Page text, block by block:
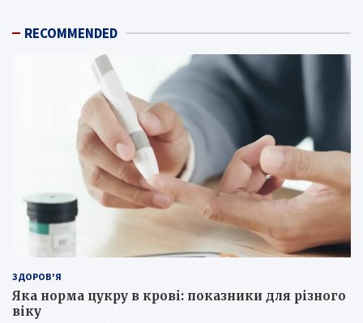
RECOMMENDED
ЗДОРОВ'Я
Яка норма цукру в крові: показники для різного
віку